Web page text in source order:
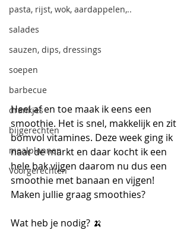
pasta, rijst, wok, aardappelen,..
salades
sauzen, dips, dressings
soepen
barbecue
drankjes
bijgerechten
mealplannen
Voorgerechten
Heel af en toe maak ik eens een
smoothie. Het is snel, makkelijk en zit
bomvol vitamines. Deze week ging ik
naar de markt en daar kocht ik een
hele bak vijgen daarom nu dus een
smoothie met banaan en vijgen!
Maken jullie graag smoothies?
Wat heb je nodig? 🍌